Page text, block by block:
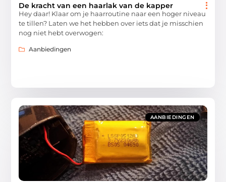
De kracht van een haarlak van de kapper
Hey daar! Klaar om je haarroutine naar een hoger niveau
te tillen? Laten we het hebben over iets dat je misschien
nog niet hebt overwogen:
Aanbiedingen
AANBIEDINGEN